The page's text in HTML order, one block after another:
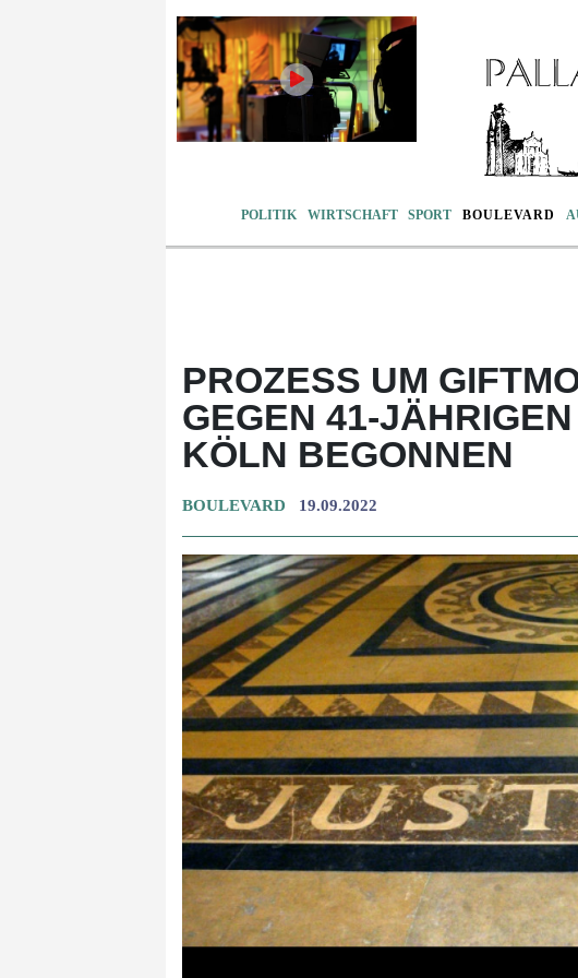
POLITIK WIRTSCHAFT SPORT BOULEVARD
PROZESS UM
GEGEN 41-
KÖLN BEGONNEN
BOULEVARD 19.09.2022